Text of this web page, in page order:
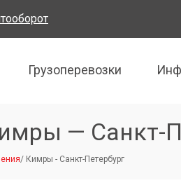
Грузоперевозки
— Санкт-
/ Кимры - Санкт-Петербург